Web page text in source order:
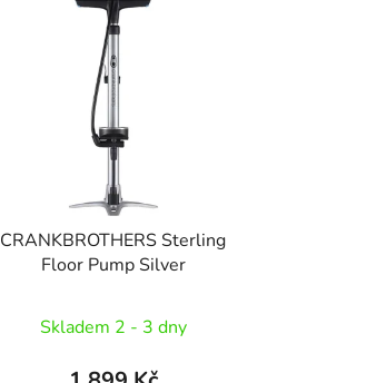
CRANKBROTHERS Sterling
Floor Pump Silver
Skladem 2 - 3 dny